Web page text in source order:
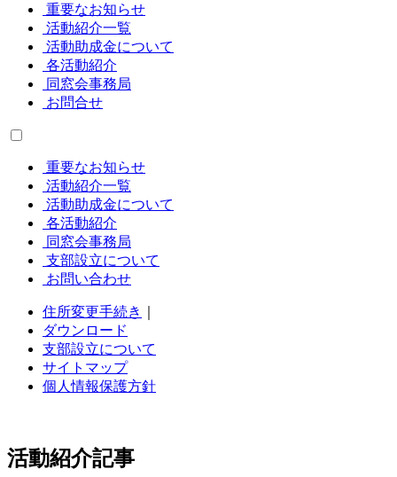
重要なお知らせ
活動紹介一覧
活動助成金について
各活動紹介
同窓会事務局
お問合せ
重要なお知らせ
活動紹介一覧
活動助成金について
各活動紹介
同窓会事務局
支部設立について
お問い合わせ
住所変更手続き
ダウンロード
支部設立について
サイトマップ
個人情報保護方針
活動紹介記事